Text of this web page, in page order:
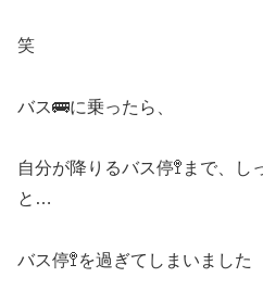
笑
バス🚌に乗ったら、
自分が降りるバス停🚏まで、
と…
バス停🚏を過ぎてしまいました